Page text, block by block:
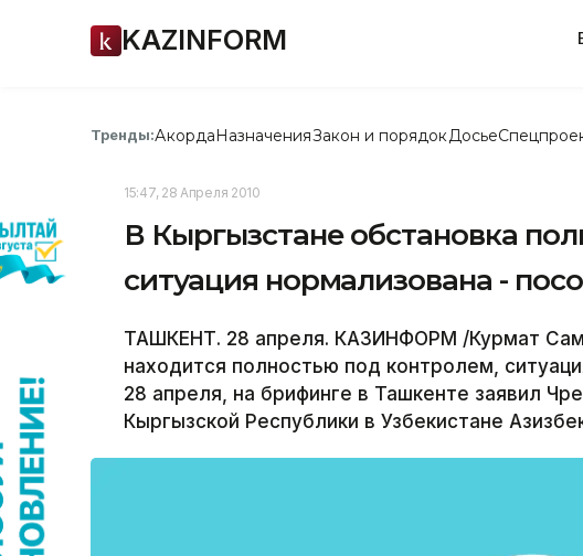
KAZINFORM
Тренды:АкордаНазначенияЗакон и порядок Досье
15:47, 28 Апреля 2010
В Кыргызстане обстановка
ситуация нормализована -
ТАШКЕНТ. 28 апреля. КАЗИНФОРМ /Курмат
находится полностью под контролем,
28 апреля, на брифинге в Ташкенте заявил
Кыргызской Республики в Узбекистане